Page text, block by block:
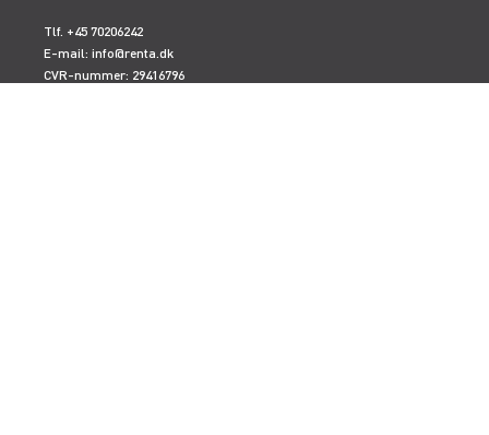
Tlf. +45 70206242
E-mail: info@renta.dk
CVR-nummer: 29416796